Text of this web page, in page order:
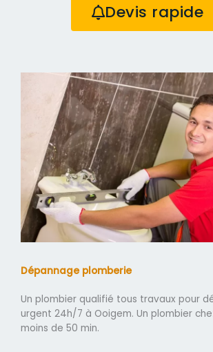
Devis rapide
Dépannage plomberie
Un plombier qualifié tous travaux pour
urgent 24h/7 à Ooigem. Un plombier
moins de 50 min.